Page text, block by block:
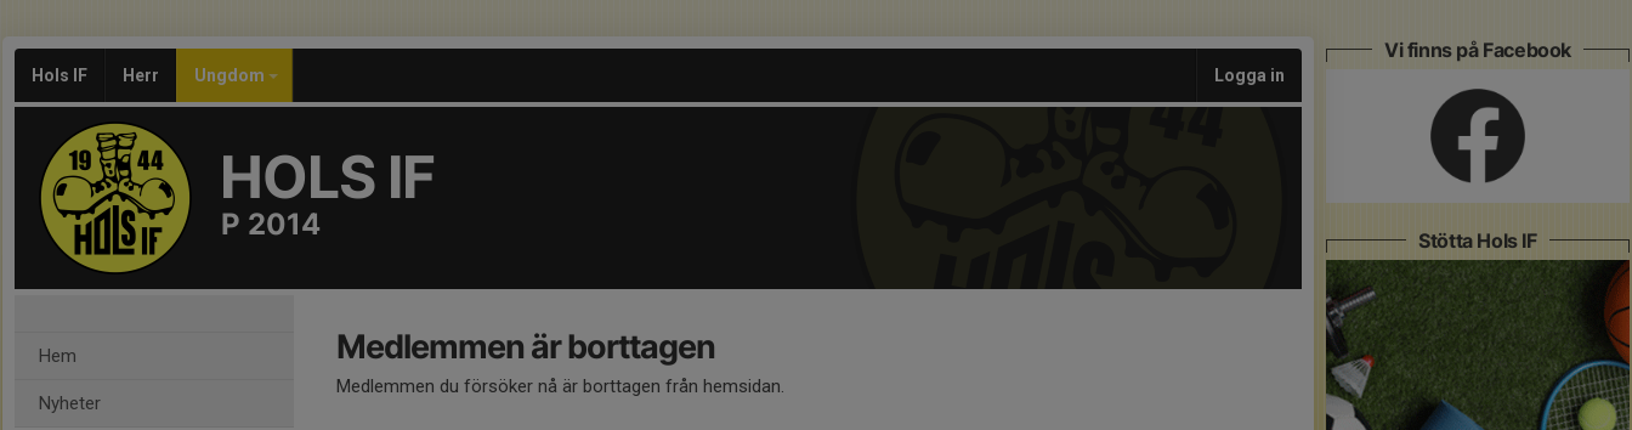
Hols IF Herr Ungdom Logga in
HOLS IF
P 2014
Hem
Nyheter
Medlemmen är borttagen
Medlemmen du försöker nå är borttagen från hemsidan.
Vi finns på Facebook
Stötta Hols IF